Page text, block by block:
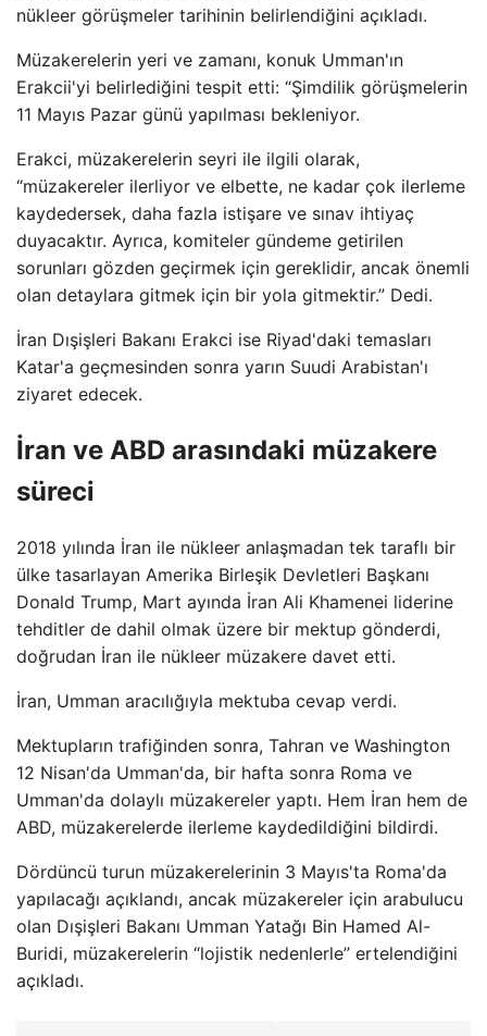
nükleer görüşmeler tarihinin belirlendiğini açıkladı.
Müzakerelerin yeri ve zamanı, konuk Umman'ın
Erakcii'yi belirlediğini tespit etti: “Şimdilik görüşmelerin
11 Mayıs Pazar günü yapılması bekleniyor.
Erakci, müzakerelerin seyri ile ilgili olarak,
“müzakereler ilerliyor ve elbette, ne kadar çok ilerleme
kaydedersek, daha fazla istişare ve sınav ihtiyaç
duyacaktır. Ayrıca, komiteler gündeme getirilen
sorunları gözden geçirmek için gereklidir, ancak önemli
olan detaylara gitmek için bir yola gitmektir.” Dedi.
İran Dışişleri Bakanı Erakci ise Riyad'daki temasları
Katar'a geçmesinden sonra yarın Suudi Arabistan'ı
ziyaret edecek.
İran ve ABD arasındaki müzakere
süreci
2018 yılında İran ile nükleer anlaşmadan tek taraflı bir
ülke tasarlayan Amerika Birleşik Devletleri Başkanı
Donald Trump, Mart ayında İran Ali Khamenei liderine
tehditler de dahil olmak üzere bir mektup gönderdi,
doğrudan İran ile nükleer müzakere davet etti.
İran, Umman aracılığıyla mektuba cevap verdi.
Mektupların trafiğinden sonra, Tahran ve Washington
12 Nisan'da Umman'da, bir hafta sonra Roma ve
Umman'da dolaylı müzakereler yaptı. Hem İran hem de
ABD, müzakerelerde ilerleme kaydedildiğini bildirdi.
Dördüncü turun müzakerelerinin 3 Mayıs'ta Roma'da
yapılacağı açıklandı, ancak müzakereler için arabulucu
olan Dışişleri Bakanı Umman Yatağı Bin Hamed Al-
Buridi, müzakerelerin “lojistik nedenlerle” ertelendiğini
açıkladı.